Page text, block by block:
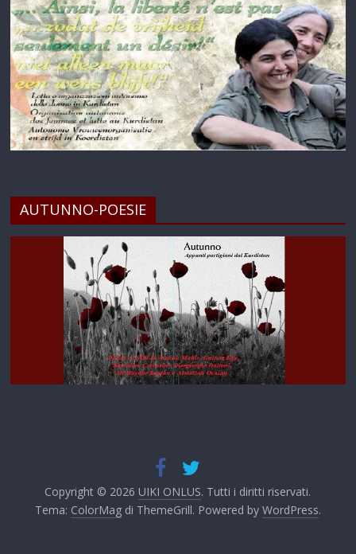
AUTUNNO-POESIE
Copyright © 2026 UIKI ONLUS. Tutti i diritti riservati.
Tema: ColorMagdi ThemeGrill. Powered by WordPress.